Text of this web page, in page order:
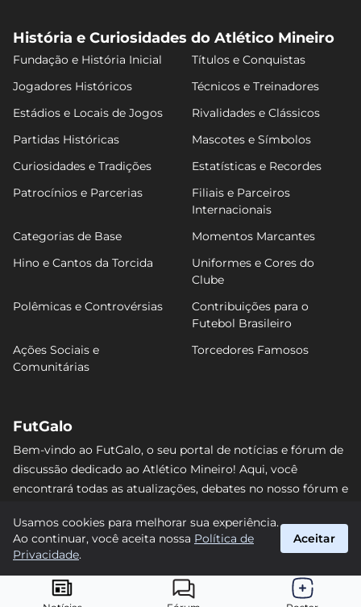
História e Curiosidades do Atlético Mineiro
Fundação e História Inicial
Títulos e Conquistas
Jogadores Históricos
Técnicos e Treinadores
Estádios e Locais de Jogos
Rivalidades e Clássicos
Partidas Históricas
Mascotes e Símbolos
Curiosidades e Tradições
Estatísticas e Recordes
Patrocínios e Parcerias
Filiais e Parceiros
Internacionais
Categorias de Base
Momentos Marcantes
Hino e Cantos da Torcida
Uniformes e Cores do
Clube
Polêmicas e Controvérsias
Contribuições para o
Futebol Brasileiro
Ações Sociais e
Comunitárias
Torcedores Famosos
FutGalo
Bem-vindo ao FutGalo, o seu portal de notícias e fórum de
discussão dedicado ao Atlético Mineiro! Aqui, você
encontrará todas as atualizações, debates no nosso fórum e
e junte-se à comunidade alvinegra mais vibrante da
internet! #AtléticoMineiro #FutGalo
© 2026 FutGalo. Todos os direitos reservados.
Usamos cookies para melhorar sua experiência.
Ao continuar, você aceita nossa Política de
Privacidade.
Aceitar